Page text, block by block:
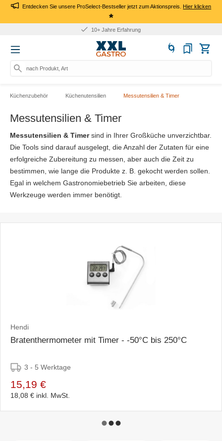
Entdecken Sie unsere ProSelect-Bestseller jetzt zum Aktionspreis.Hier klicken
*
10+ Jahre Erfahrung
nach Produkt, Art.-Nr., Ma
Küchenzubehör Küchenutensilien Messutensilien & Timer
Messutensilien & Timer
Messutensilien & Timersind in Ihrer Großküche unverzichtbar.
Die Tools sind darauf ausgelegt, die Anzahl der Zutaten für eine
erfolgreiche Zubereitung zu messen, aber auch die Zeit zu
bestimmen, wie lange die Produkte z. B. gekocht werden sollen.
Egal in welchem Gastronomiebetrieb Sie arbeiten, diese
Werkzeuge werden immer benötigt.
Hendi
Bratenthermometer mit Timer - -50°C bis 250°C
3 - 5 Werktage
15,19 €
18,08 € inkl. MwSt.